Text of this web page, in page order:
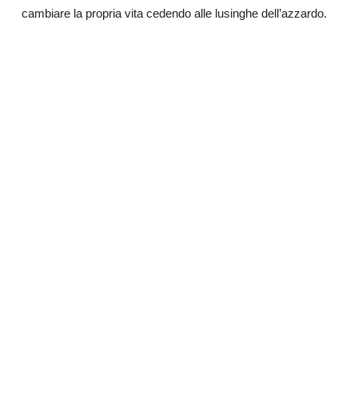
cambiare la propria vita cedendo alle lusinghe dell’azzardo.